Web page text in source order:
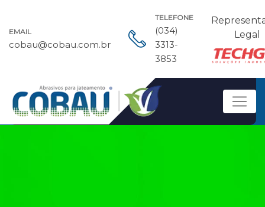
EMAIL
cobau@cobau.com.br
TELEFONE
(034)
3313-
3853
Legal